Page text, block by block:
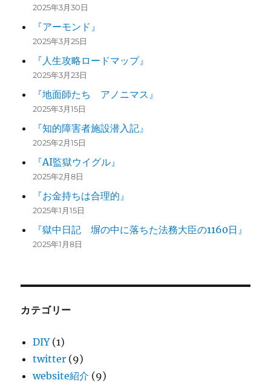
2025年3月30日
『アーモンド』
2025年3月25日
『人生攻略ロードマップ』
2025年3月23日
『地面師たち アノニマス』
2025年3月15日
『知的障害者施設潜入記』
2025年2月15日
『AI監獄ウイグル』
2025年2月8日
『お金持ちは合理的』
2025年1月15日
『獄中日記 塀の中に落ちた法務大臣の1160日』
2025年1月8日
カテゴリー
DIY(1)
twitter (9)
website紹介 (9)